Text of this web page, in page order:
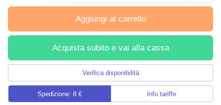
Aggiungi al carrello
Acquista subito e vai alla cassa
Verifica disponibilità
Spedizione: 8 € Info tariffe